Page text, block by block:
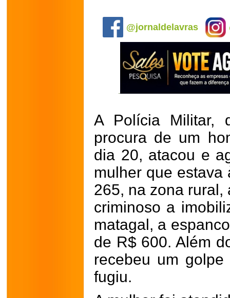
@jornaldelavras
A Polícia Militar,
procura de um
dia 20, atacou e
mulher que estava
265, na zona rural,
criminoso a
matagal, a
de R$ 600. Além
recebeu um
fugiu.